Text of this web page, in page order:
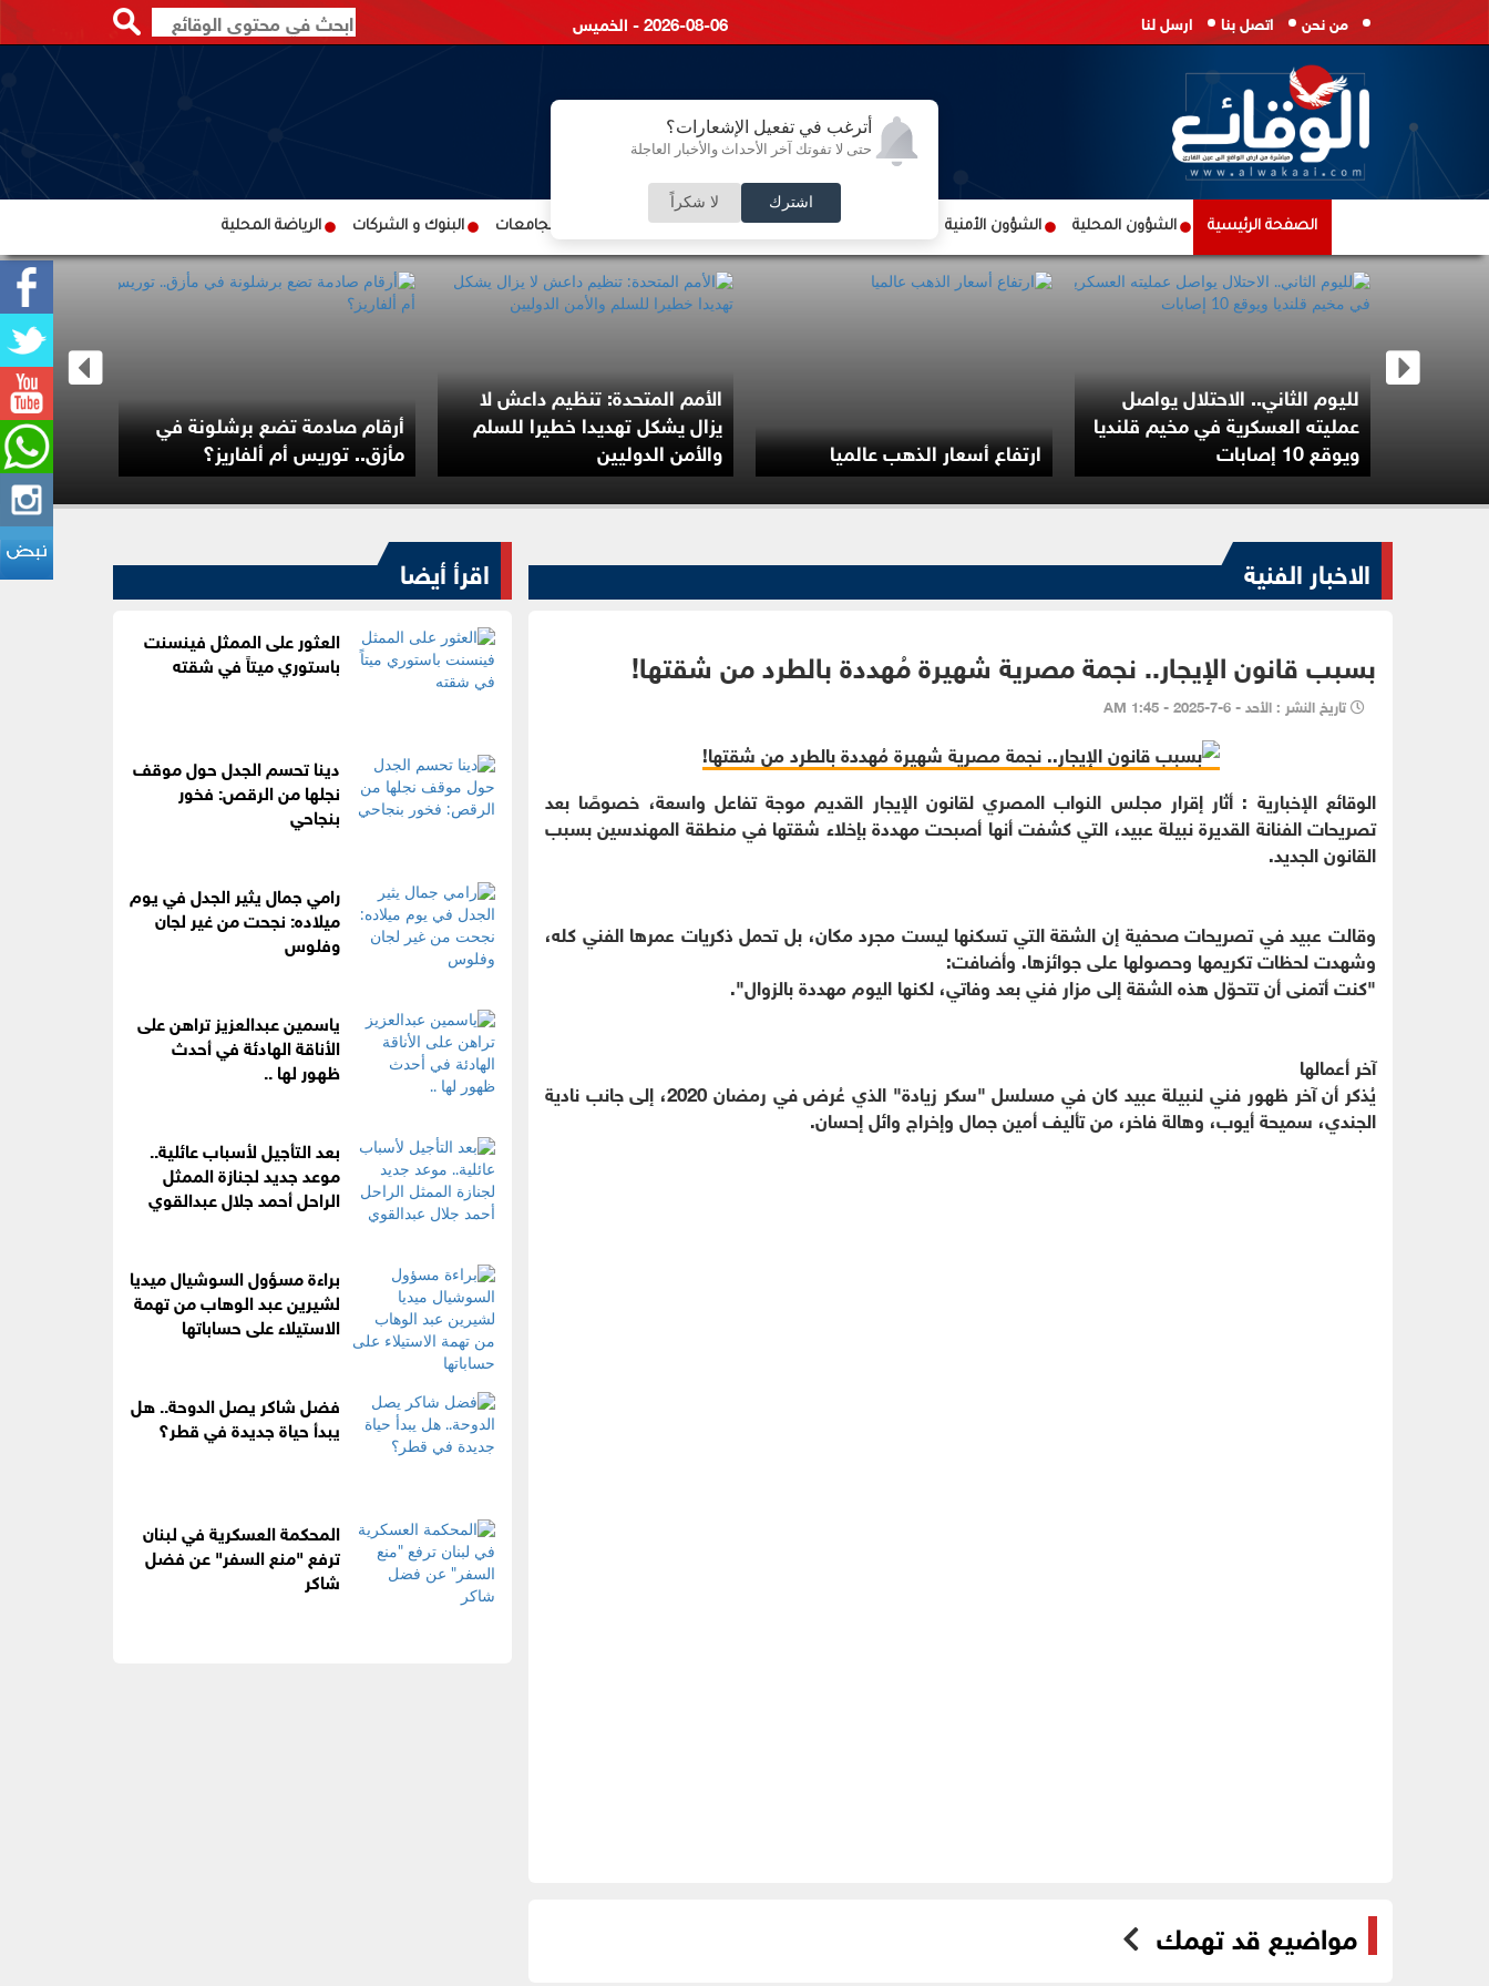
أترغب في تفعيل الإشعارات؟
حتى لا تفوتك آخر الأحداث والأخبار العاجلة
اشترك لا شكراً
من نحن اتصل بنا ارسل لنا 2026-08-06 - الخميس
الصفحة الرئيسية الشؤون المحلية الشؤون الأمنية الشؤون الإقتصادية الشؤون البرلمانية التعليم والجامعات البنوك و الشركات الرياضة المحلية
لليوم الثاني.. الاحتلال يواصل
عمليته العسكرية في مخيم قلنديا
ويوقع 10 إصابات ارتفاع أسعار الذهب عالميا
الأمم المتحدة: تنظيم داعش لا
يزال يشكل تهديدا خطيرا للسلم
والأمن الدوليين
أرقام صادمة تضع برشلونة في
مأزق.. توريس أم ألفاريز؟
هل مريض
أكثر من
المناسبة
الاخبار الفنية
بسبب قانون الإيجار.. نجمة مصرية شهيرة مُهددة بالطرد من شقتها!
تاريخ النشر : الأحد - 6-7-2025 - 1:45 AM
الوقائع الإخبارية : أثار إقرار مجلس النواب المصري لقانون الإيجار القديم موجة تفاعل واسعة، خصوصًا بعد
تصريحات الفنانة القديرة نبيلة عبيد، التي كشفت أنها أصبحت مهددة بإخلاء شقتها في منطقة المهندسين بسبب
القانون الجديد.
وقالت عبيد في تصريحات صحفية إن الشقة التي تسكنها ليست مجرد مكان، بل تحمل ذكريات عمرها الفني كله،
وشهدت لحظات تكريمها وحصولها على جوائزها. وأضافت:
"كنت أتمنى أن تتحوّل هذه الشقة إلى مزار فني بعد وفاتي، لكنها اليوم مهددة بالزوال".
آخر أعمالها
يُذكر أن آخر ظهور فني لنبيلة عبيد كان في مسلسل "سكر زيادة" الذي عُرض في رمضان 2020، إلى جانب نادية
الجندي، سميحة أيوب، وهالة فاخر، من تأليف أمين جمال وإخراج وائل إحسان.
مواضيع قد تهمك
اقرأ أيضا
العثور على الممثل فينسنت
باستوري ميتاً في شقته
دينا تحسم الجدل حول موقف
نجلها من الرقص: فخور
بنجاحي
رامي جمال يثير الجدل في يوم
ميلاده: نجحت من غير لجان
وفلوس
ياسمين عبدالعزيز تراهن على
الأناقة الهادئة في أحدث
ظهور لها ..
بعد التأجيل لأسباب عائلية..
موعد جديد لجنازة الممثل
الراحل أحمد جلال عبدالقوي
براءة مسؤول السوشيال ميديا
لشيرين عبد الوهاب من تهمة
الاستيلاء على حساباتها
فضل شاكر يصل الدوحة.. هل
يبدأ حياة جديدة في قطر؟
المحكمة العسكرية في لبنان
ترفع "منع السفر" عن فضل
شاكر